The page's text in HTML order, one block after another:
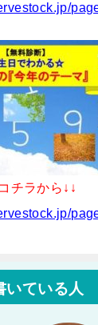
チラから↓↓
いている人